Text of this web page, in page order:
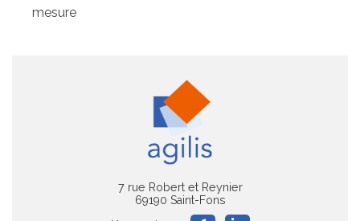
mesure
7 rue Robert et Reynier
69190 Saint-Fons